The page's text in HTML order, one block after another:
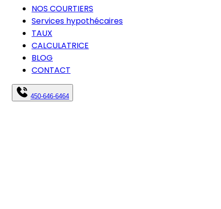
NOS COURTIERS
Services hypothécaires
TAUX
CALCULATRICE
BLOG
CONTACT
450-646-6464